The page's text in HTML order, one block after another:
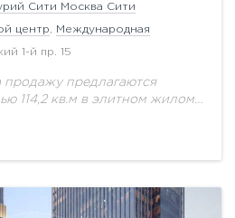
Сити Москва Сити
центр Международная
1-й пр. 15
предлагаются
114,2 кв.м в элитном жилом
восток столицы, Белый